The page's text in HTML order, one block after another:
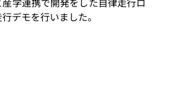
デモを行いました。